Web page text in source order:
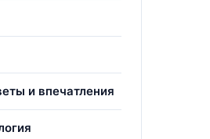
и впечатления